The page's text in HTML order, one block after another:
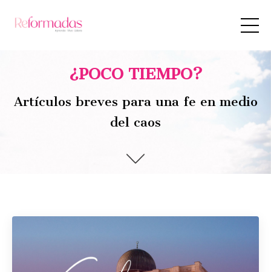
¿POCO TIEMPO?
Artículos breves para una fe en medio
del caos